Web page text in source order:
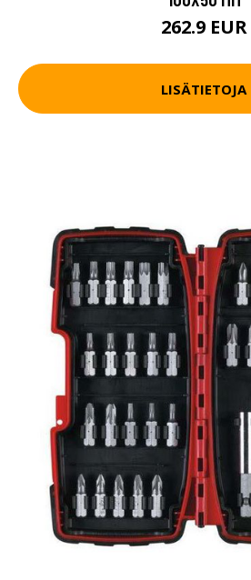
262.9 EUR
LISÄTIETOJA